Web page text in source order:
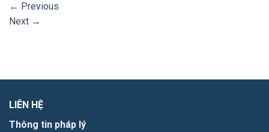
← Previous
Next →
LIÊN HỆ
Thông tin pháp lý